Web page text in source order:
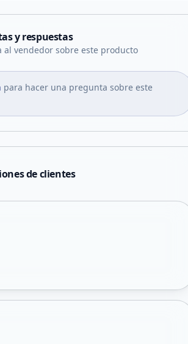
y respuestas
al vendedor sobre este producto
para hacer una pregunta sobre este
de clientes